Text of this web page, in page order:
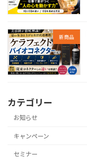
新商品
カテゴリー
お知らせ
キャンペーン
セミナー